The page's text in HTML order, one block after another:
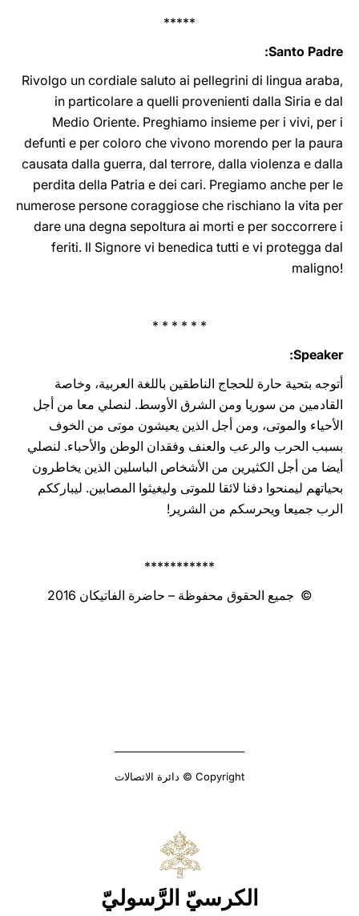
*****
Santo Padre:
Rivolgo un cordiale saluto ai pellegrini di lingua araba,
in ‎‎‎particolare a ‎quelli provenienti dalla Siria e dal
Medio Oriente. Preghiamo insieme per i vivi, per i
defunti e per coloro che vivono morendo per la paura
causata dalla guerra, dal terrore, dalla violenza e dalla
perdita della Patria e dei cari. Pregiamo anche per le
numerose persone coraggiose che rischiano la vita per
dare una degna sepoltura ai morti e per soccorrere i
feriti. Il ‎Signore vi ‎benedica ‎tutti e vi protegga ‎dal
‎‎maligno!‎
* * * * * *
Speaker:
أتوجه بتحية حارة للحجاج الناطقين باللغة العربية، وخاصة
القادمين من سوريا ومن الشرق ‏الأوسط. لنصلي معا من أجل
الأحياء والموتى، ومن أجل الذين يعيشون موتى من الخوف
بسبب ‏الحرب والرعب والعنف وفقدان الوطن والأحباء. لنصلي
أيضا من أجل الكثيرين من الأشخاص ‏الباسلين الذين يخاطرون
بحياتهم ليمنحوا دفنا لائقا للموتى وليغيثوا المصابين. ليبارككم
الرب ‏جميعا ‏ويحرسكم من ‏الشرير!‏‏‏
‏***********
© جميع الحقوق محفوظة – حاضرة الفاتيكان 2016
Copyright © دائرة الاتصالات
الكرسيّ الرَّسوليّ